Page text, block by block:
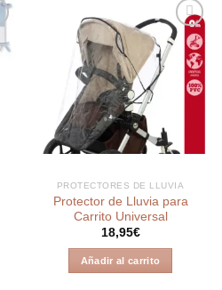
Añadir
a la
PROTECTORES DE LLUVIA
Protector de Lluvia para
Carrito Universal
18,95€
Añadir al carrito